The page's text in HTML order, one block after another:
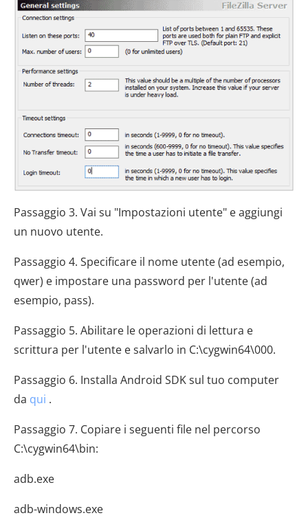
Passaggio 3. Vai su "Impostazioni utente" e aggiungi
un nuovo utente.
Passaggio 4. Specificare il nome utente (ad esempio,
qwer) e impostare una password per l'utente (ad
esempio, pass).
Passaggio 5. Abilitare le operazioni di lettura e
scrittura per l'utente e salvarlo in C:\cygwin64\000.
Passaggio 6. Installa Android SDK sul tuo computer
da qui .
Passaggio 7. Copiare i seguenti file nel percorso
C:\cygwin64\bin:
adb.exe
adb-windows.exe